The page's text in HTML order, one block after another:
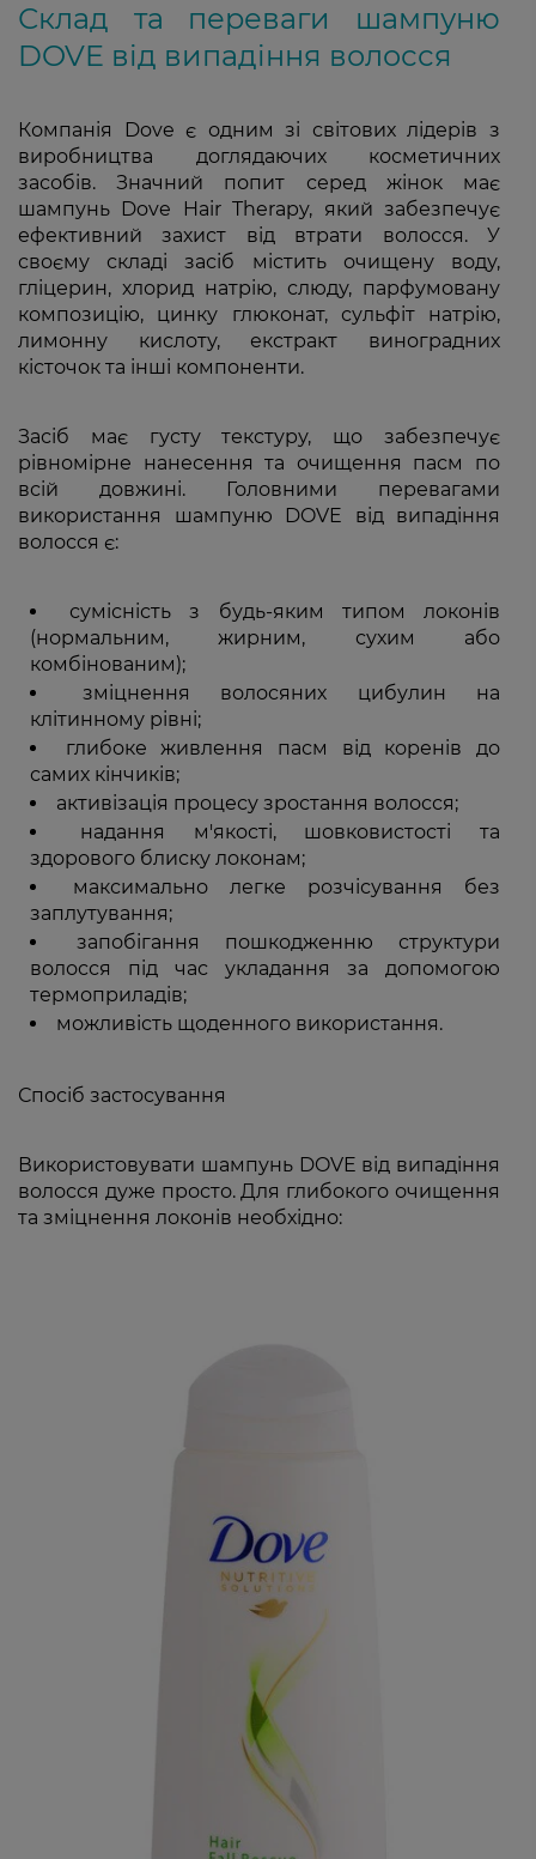
Склад та переваги шампуню
DOVE від випадіння волосся
Компанія Dove є одним зі світових лідерів з
виробництва доглядаючих косметичних
засобів. Значний попит серед жінок має
шампунь Dove Hair Therapy, який забезпечує
ефективний захист від втрати волосся. У
своєму складі засіб містить очищену воду,
гліцерин, хлорид натрію, слюду, парфумовану
композицію, цинку глюконат, сульфіт натрію,
лимонну кислоту, екстракт виноградних
кісточок та інші компоненти.
Засіб має густу текстуру, що забезпечує
рівномірне нанесення та очищення пасм по
всій довжині. Головними перевагами
використання шампуню DOVE від випадіння
волосся є:
сумісність з будь-яким типом локонів
(нормальним, жирним, сухим або
комбінованим);
зміцнення волосяних цибулин на
клітинному рівні;
глибоке живлення пасм від коренів до
самих кінчиків;
активізація процесу зростання волосся;
надання м'якості, шовковистості та
здорового блиску локонам;
максимально легке розчісування без
заплутування;
запобігання пошкодженню структури
волосся під час укладання за допомогою
термоприладів;
можливість щоденного використання.
Спосіб застосування
Використовувати шампунь DOVE від випадіння
волосся дуже просто. Для глибокого очищення
та зміцнення локонів необхідно: